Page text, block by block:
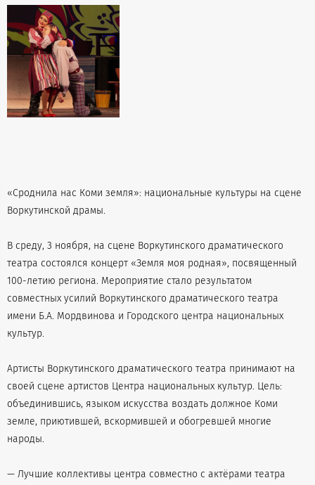
«Сроднила нас Коми земля»: национальные культуры на сцене
Воркутинской драмы.
В среду, 3 ноября, на сцене Воркутинского драматического
театра состоялся концерт «Земля моя родная», посвященный
100-летию региона. Мероприятие стало результатом
совместных усилий Воркутинского драматического театра
имени Б.А. Мордвинова и Городского центра национальных
культур.
Артисты Воркутинского драматического театра принимают на
своей сцене артистов Центра национальных культур. Цель:
объединившись, языком искусства воздать должное Коми
земле, приютившей, вскормившей и обогревшей многие
народы.
— Лучшие коллективы центра совместно с актёрами театра